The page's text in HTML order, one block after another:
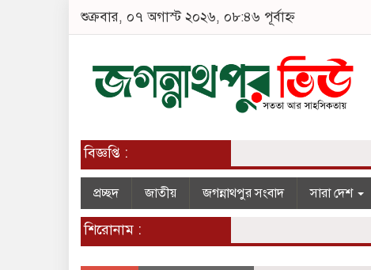
শুক্রবার, ০৭ অগাস্ট ২০২৬, ০৮:৪৬ পূর্বাহ্ন
বিজ্ঞপ্তি :
প্রচ্ছদ জাতীয় জগন্নাথপুর সংবাদ সারা দেশ
শিরোনাম :